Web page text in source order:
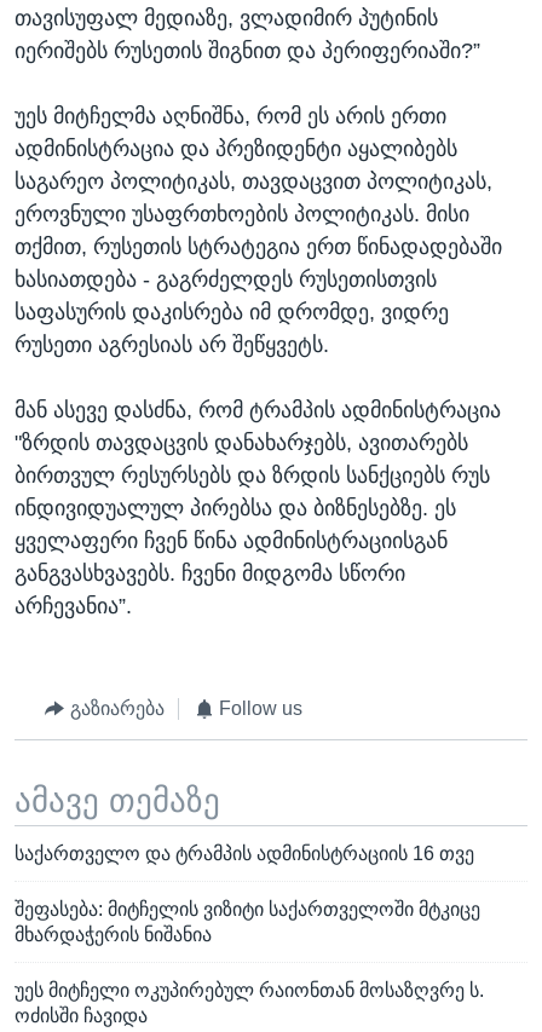
თავისუფალ მედიაზე, ვლადიმირ პუტინის
იერიშებს რუსეთის შიგნით და პერიფერიაში?”
უეს მიტჩელმა აღნიშნა, რომ ეს არის ერთი
ადმინისტრაცია და პრეზიდენტი აყალიბებს
საგარეო პოლიტიკას, თავდაცვით პოლიტიკას,
ეროვნული უსაფრთხოების პოლიტიკას. მისი
თქმით, რუსეთის სტრატეგია ერთ წინადადებაში
ხასიათდება - გაგრძელდეს რუსეთისთვის
საფასურის დაკისრება იმ დრომდე, ვიდრე
რუსეთი აგრესიას არ შეწყვეტს.
მან ასევე დასძნა, რომ ტრამპის ადმინისტრაცია
"ზრდის თავდაცვის დანახარჯებს, ავითარებს
ბირთვულ რესურსებს და ზრდის სანქციებს რუს
ინდივიდუალულ პირებსა და ბიზნესებზე. ეს
ყველაფერი ჩვენ წინა ადმინისტრაციისგან
განგვასხვავებს. ჩვენი მიდგომა სწორი
არჩევანია”.
გაზიარება Follow us
ამავე თემაზე
საქართველო და ტრამპის ადმინისტრაციის 16 თვე
შეფასება: მიტჩელის ვიზიტი საქართველოში მტკიცე
მხარდაჭერის ნიშანია
უეს მიტჩელი ოკუპირებულ რაიონთან მოსაზღვრე ს.
ოძისში ჩავიდა